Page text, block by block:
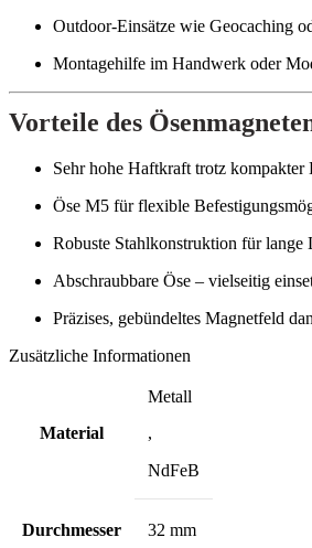
Outdoor-Einsätze wie Geocaching
Montagehilfe im Handwerk oder
Vorteile des
Sehr hohe Haftkraft trotz kompakter
Öse M5 für flexible
Robuste Stahlkonstruktion für lange
Abschraubbare Öse – vielseitig
Präzises, gebündeltes Magnetfeld
Zusätzliche Informationen
Material
Metall
,
NdFeB
Durchmesser 32 mm